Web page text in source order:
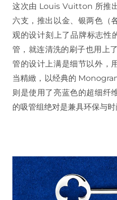
这次由 Louis Vuitton 所推
六支，推出以金、银两色（
观的设计刻上了品牌标志性
管，就连清洗的刷子也用上
管的设计上满是细节以外，
当精緻，以经典的
则是使用了亮蓝色的超细纤
的吸管组绝对是兼具环保与时